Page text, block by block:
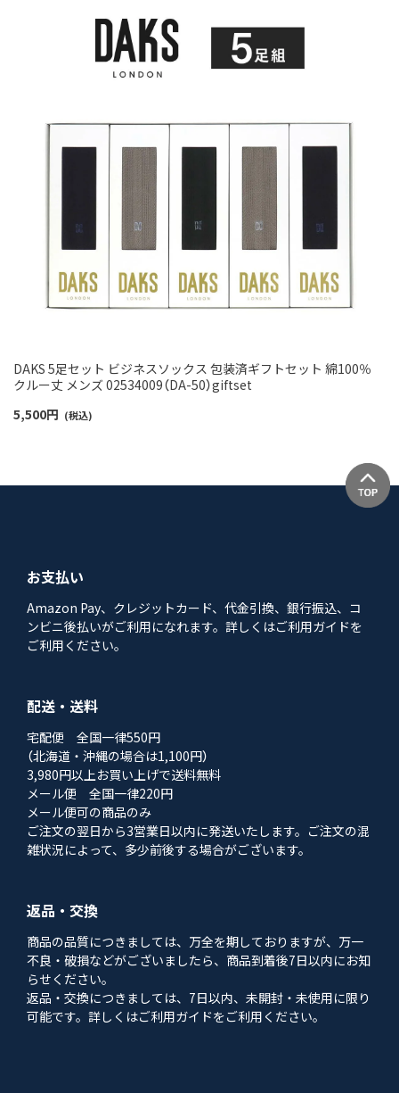
DAKS 5足セット ビジネスソックス 包装済ギフトセット 綿100％
クルー丈 メンズ 02534009（DA-50）giftset
5,500円 (税込)
お支払い
Amazon Pay、クレジットカード、代金引換、銀行振込、コ
ンビニ後払いがご利用になれます。詳しくはご利用ガイドを
ご利用ください。
配送・送料
宅配便 全国一律550円
（北海道・沖縄の場合は1,100円）
3,980円以上お買い上げで送料無料
メール便 全国一律220円
メール便可の商品のみ
ご注文の翌日から3営業日以内に発送いたします。ご注文の混
雑状況によって、多少前後する場合がございます。
返品・交換
商品の品質につきましては、万全を期しておりますが、万一
不良・破損などがございましたら、商品到着後7日以内にお知
らせください。
返品・交換につきましては、7日以内、未開封・未使用に限り
可能です。詳しくはご利用ガイドをご利用ください。